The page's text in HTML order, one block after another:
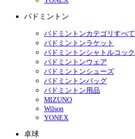
バドミントン
バドミントンカテゴリすべて
バドミントンラケット
バドミントンシャトルコック
バドミントンウェア
バドミントンシューズ
バドミントンバッグ
バドミントン用品
MIZUNO
Wilson
YONEX
卓球